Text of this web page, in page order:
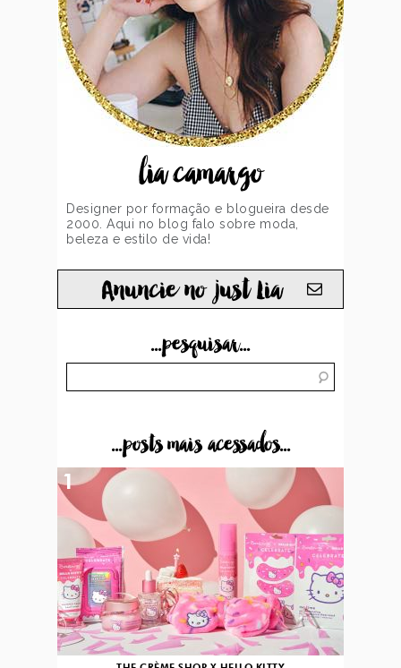
lia camargo
Designer por formação e blogueira desde
2000. Aqui no blog falo sobre moda,
beleza e estilo de vida!
Anuncie no just Lia
...pesquisar...
...posts mais acessados...
1